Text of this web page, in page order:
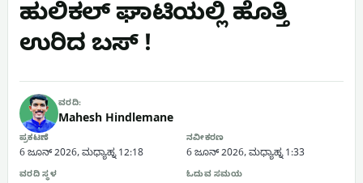
ಹುಲಿಕಲ್ ಘಾಟಿಯಲ್ಲಿ ಹೊತ್ತಿ
ಉರಿದ ಬಸ್‌ !
ವರದಿ:
Mahesh Hindlemane
ಪ್ರಕಟಣೆ
6 ಜೂನ್ 2026, ಮಧ್ಯಾಹ್ನ 12:18
ನವೀಕರಣ
6 ಜೂನ್ 2026, ಮಧ್ಯಾಹ್ನ 1:33
ವರದಿ ಸ್ಥಳ ಓದುವ ಸಮಯ